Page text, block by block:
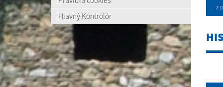
Hlavný Kontrolór